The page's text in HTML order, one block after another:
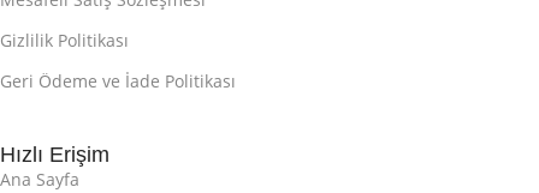
Gizlilik Politikası
Geri Ödeme ve İade Politikası
Hızlı Erişim
Ana Sayfa